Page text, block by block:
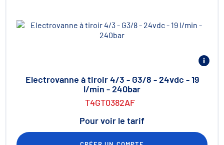
Electrovanne à tiroir 4/3 - G3/8 - 24vdc - 19
l/min - 240bar
T4GT0382AF
Pour voir le tarif